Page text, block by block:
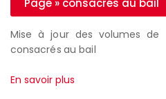
Page » consacrés au bail
Mise à jour des volumes de
consacrés au bail
En savoir plus